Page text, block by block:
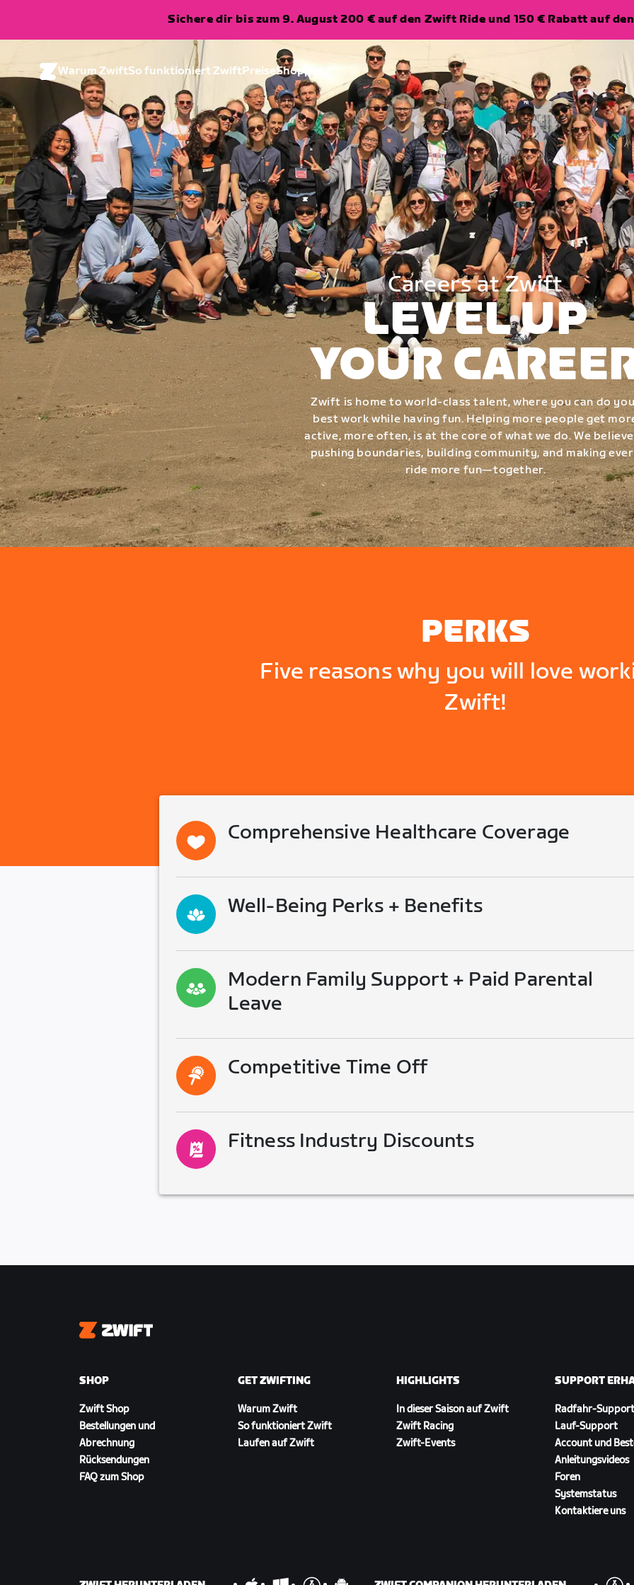
Sichere dir bis zum 9. August 200 € auf den Zwift Ride und 150 € Rabatt auf den
Warum ZwiftSo funktioniert ZwiftPreiseShoppen
Careers at Zwift
LEVEL UP
YOUR
Zwift is home to world-class talent, where you can do
best work while having fun. Helping more people get
active, more often, is at the core of what we do. We
pushing boundaries, building community, and making
ride more fun—together.
PERKS
Five reasons why you will love
Zwift!
Comprehensive Healthcare Coverage
Well-Being Perks + Benefits
Modern Family Support + Paid Parental
Leave
Competitive Time Off
Fitness Industry Discounts
Zwift
SHOP
Zwift Shop
Bestellungen und
Abrechnung
Rücksendungen
FAQ zum Shop
GET ZWIFTING
Warum Zwift
So funktioniert Zwift
Laufen auf Zwift
HIGHLIGHTS
In dieser Saison auf Zwift
Zwift Racing
Zwift-Events
SUPPORT
Radfahr-Support
Lauf-Support
Account und
Anleitungsvideos
Foren
Systemstatus
Kontaktiere uns